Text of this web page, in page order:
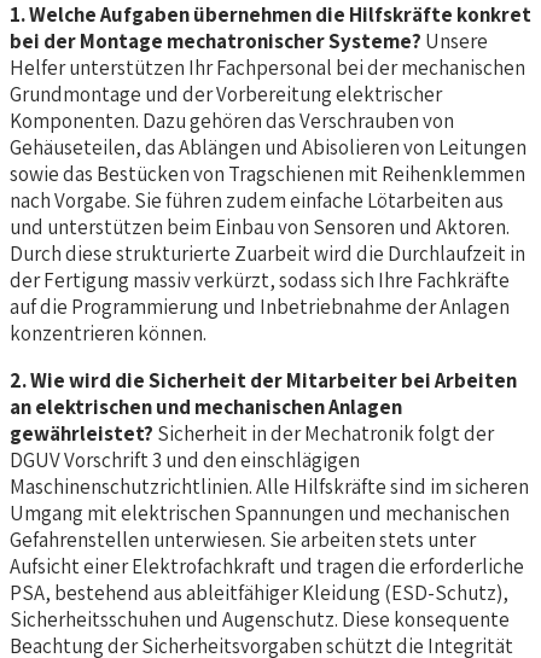
1. Welche Aufgaben übernehmen die Hilfskräfte konkret
bei der Montage mechatronischer Systeme? Unsere
Helfer unterstützen Ihr Fachpersonal bei der mechanischen
Grundmontage und der Vorbereitung elektrischer
Komponenten. Dazu gehören das Verschrauben von
Gehäuseteilen, das Ablängen und Abisolieren von Leitungen
sowie das Bestücken von Tragschienen mit Reihenklemmen
nach Vorgabe. Sie führen zudem einfache Lötarbeiten aus
und unterstützen beim Einbau von Sensoren und Aktoren.
Durch diese strukturierte Zuarbeit wird die Durchlaufzeit in
der Fertigung massiv verkürzt, sodass sich Ihre Fachkräfte
auf die Programmierung und Inbetriebnahme der Anlagen
konzentrieren können.
2. Wie wird die Sicherheit der Mitarbeiter bei Arbeiten
an elektrischen und mechanischen Anlagen
gewährleistet? Sicherheit in der Mechatronik folgt der
DGUV Vorschrift 3 und den einschlägigen
Maschinenschutzrichtlinien. Alle Hilfskräfte sind im sicheren
Umgang mit elektrischen Spannungen und mechanischen
Gefahrenstellen unterwiesen. Sie arbeiten stets unter
Aufsicht einer Elektrofachkraft und tragen die erforderliche
PSA, bestehend aus ableitfähiger Kleidung (ESD-Schutz),
Sicherheitsschuhen und Augenschutz. Diese konsequente
Beachtung der Sicherheitsvorgaben schützt die Integrität